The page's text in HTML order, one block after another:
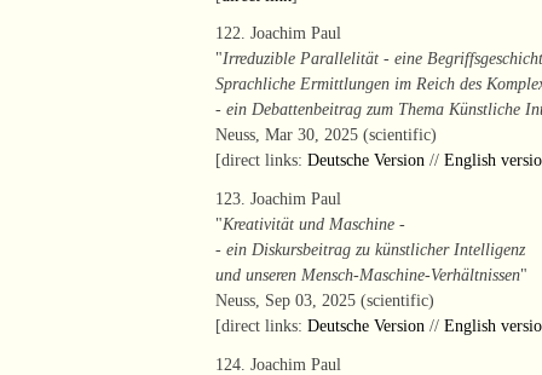
122. Joachim Paul
"Irreduzible Parallelität - eine
Sprachliche Ermittlungen im Reich des
- ein Debattenbeitrag zum Thema Künstliche
Neuss, Mar 30, 2025 (scientific)
[direct links: Deutsche Version // English
123. Joachim Paul
"Kreativität und Maschine -
- ein Diskursbeitrag zu künstlicher Intelligenz
und unseren Mensch-Maschine-Verhältnissen"
Neuss, Sep 03, 2025 (scientific)
[direct links: Deutsche Version // English
124. Joachim Paul